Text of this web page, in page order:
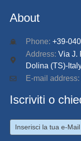
About
Phone: +39-
Address: Via J.
Dolina (TS)-
E-mail
Iscriviti o